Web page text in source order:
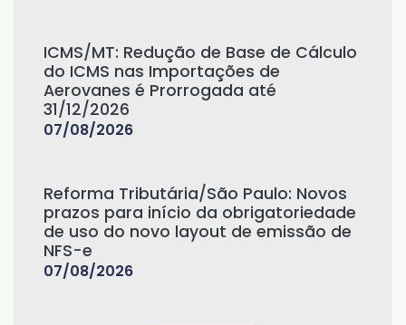
ICMS/MT: Redução de Base de Cálculo
do ICMS nas Importações de
Aerovanes é Prorrogada até
31/12/2026
07/08/2026
Reforma Tributária/São Paulo: Novos
prazos para início da obrigatoriedade
de uso do novo layout de emissão de
NFS-e
07/08/2026